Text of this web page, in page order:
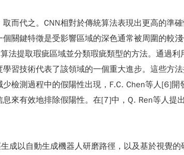
而代之。CNN相對於傳統算法表現出更高的準
關鍵特徵是受影響區域的深色通常被周圍的較
法提取瑕疵區域並分類瑕疵類型的方法。通過
習技術代表了該領域的一個重大進步。這些方
測過程中的假陽性出現，F.C. Chen等人[6]開
來有效地排除假陽性。在[7]中，Q. Ren等人提
成以自動生成機器人研磨路徑，以及基於視覺